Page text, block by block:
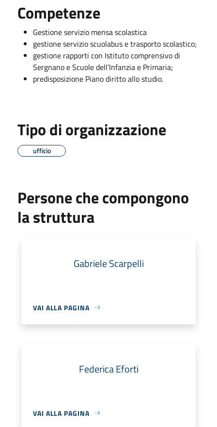
Competenze
Gestione servizio mensa scolastica
gestione servizio scuolabus e trasporto scolastico;
gestione rapporti con Istituto comprensivo di
Sergnano e Scuole dell’Infanzia e Primaria;
predisposizione Piano diritto allo studio.
Tipo di organizzazione
ufficio
Persone che compongono
la struttura
Gabriele Scarpelli
VAI ALLA PAGINA
Federica Eforti
VAI ALLA PAGINA